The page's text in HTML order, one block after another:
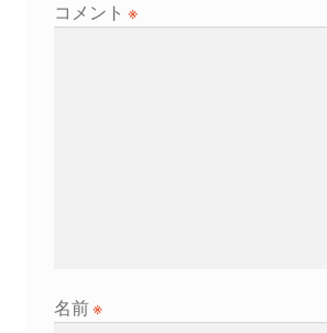
コメント ※
名前※